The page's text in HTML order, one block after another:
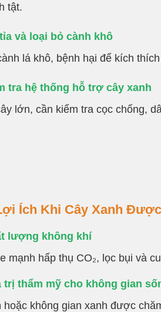
tật.
và loại bỏ cành khô
lá khô, bệnh hại để kích
tra hệ thống hỗ trợ cây xanh
lớn, cần kiểm tra cọc chống,
Ích Khi Cây Xanh
lượng không khí
mạnh hấp thụ CO₂, lọc bụi và
trị thẩm mỹ cho không gian
không gian xanh được